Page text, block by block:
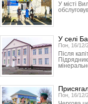
У місті
У селі
Пон, 16/12/
Після
Пон, 16/12/